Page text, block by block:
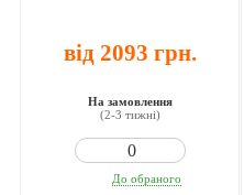
від 2093 грн.
На замовлення
(2-3 тижні)
До обраного